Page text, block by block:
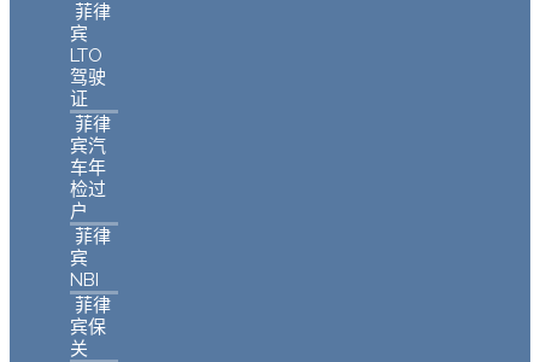
菲律
宾
LTO
驾驶
证
菲律
宾汽
车年
检过
户
菲律
宾
NBI
菲律
宾保
关